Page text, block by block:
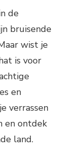
de
bruisende
wist je
is voor
en
verrassen
en ontdek
land.